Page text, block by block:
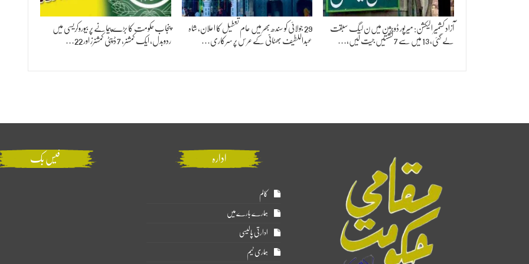
آزاد کشمیر الیکشن: میرپور ڈویژن میں ن لیگ سبقت
لے گئی، 13 میں سے 7 نشستیں جیت لیں،…
29 جولائی کو سندھ بھر میں عام تعطیل کا اعلان، شاہ
عبداللطیف بھٹائیؒ کے عرس پر سرکاری…
پنجاب حکومت کا بڑے پیمانے پر بیوروکریسی میں
ردوبدل، ایک کمشنر، 7 ڈپٹی کمشنرز اور 22…
ادارہ
کالم
ہمارے بارے میں
ادارتی پالیسی
ہماری ٹیم
فیس بک